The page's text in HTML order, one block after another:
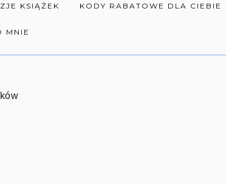
KSIĄŻEK KODY RABATOWE DLA CIEBIE
MNIE